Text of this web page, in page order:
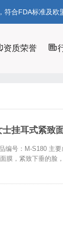
符合FDA标准及欧
资质荣誉
挂耳式紧致
号：M-S180 主
膜，紧致下垂的脸